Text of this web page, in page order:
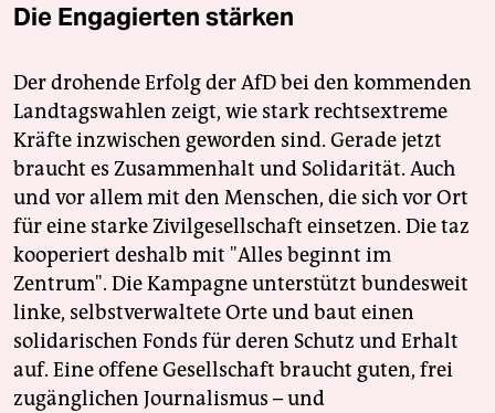
Die Engagierten stärken
Der drohende Erfolg der AfD bei den kommenden
Landtagswahlen zeigt, wie stark rechtsextreme
Kräfte inzwischen geworden sind. Gerade jetzt
braucht es Zusammenhalt und Solidarität. Auch
und vor allem mit den Menschen, die sich vor Ort
für eine starke Zivilgesellschaft einsetzen. Die taz
kooperiert deshalb mit "Alles beginnt im
Zentrum". Die Kampagne unterstützt bundesweit
linke, selbstverwaltete Orte und baut einen
solidarischen Fonds für deren Schutz und Erhalt
auf. Eine offene Gesellschaft braucht guten, frei
zugänglichen Journalismus – und